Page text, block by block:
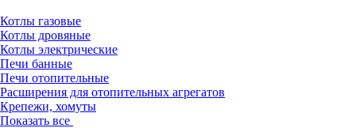
Котлы газовые
Котлы дровяные
Котлы электрические
Печи банные
Печи отопительные
Расширения для отопительных агрегатов
Крепежи, хомуты
Показать все